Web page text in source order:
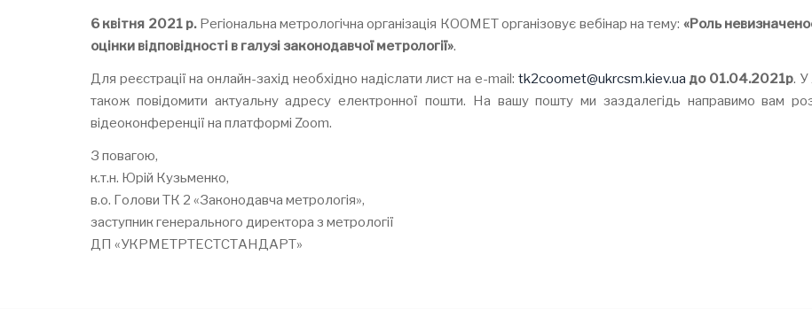
6 квітня 2021 р.Регіональна метрологічна організація КООМЕТ організовує вебінар на тему: «Роль
оцінки відповідності в галузі законодавчої метрології».
Для реєстрації на онлайн-захід необхідно надіслати лист на e-mail: tk2coomet@ukrcsm.kiev.ua до 01.04.2021р. У
також повідомити актуальну адресу електронної пошти. На вашу пошту ми заздалегідь направимо вам
відеоконференції на платформі Zoom.
З повагою,
к.т.н. Юрій Кузьменко,
в.о. Голови ТК 2 «Законодавча метрологія»,
заступник генерального директора з метрології
ДП «УКРМЕТРТЕСТСТАНДАРТ»